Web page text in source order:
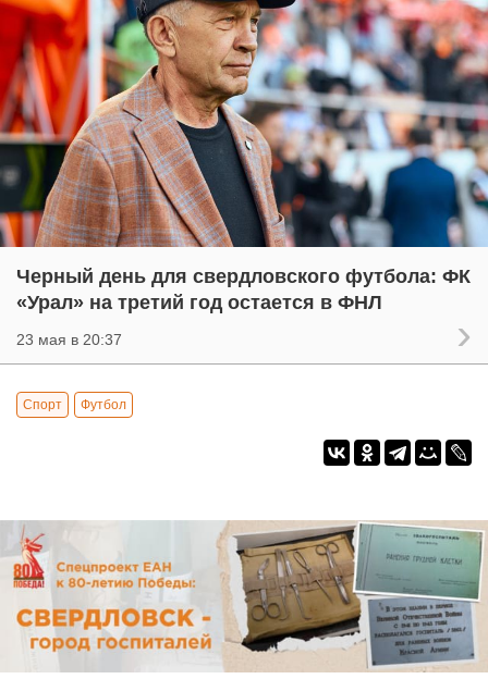
Черный день для свердловского футбола: ФК
«Урал» на третий год остается в ФНЛ
23 мая в 20:37
Спорт Футбол